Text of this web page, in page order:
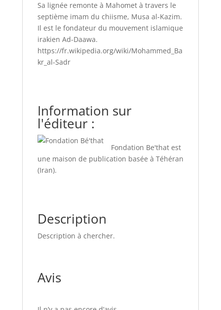
Sa lignée remonte à Mahomet à travers le
septième imam du chiisme, Musa al-Kazim.
Il est le fondateur du mouvement islamique
irakien Ad-Daawa.
https://fr.wikipedia.org/wiki/Mohammed_Ba
kr_al-Sadr
Information sur
l'éditeur :
Fondation Be'that est
une maison de publication basée à Téhéran
(Iran).
Description
Description à chercher.
Avis